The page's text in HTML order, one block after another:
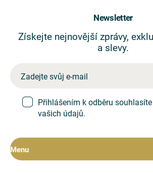
Menu
Newsletter
Získejte nejnovější zprávy,
a slevy.
Přihlášením k odběru
vašich údajů.